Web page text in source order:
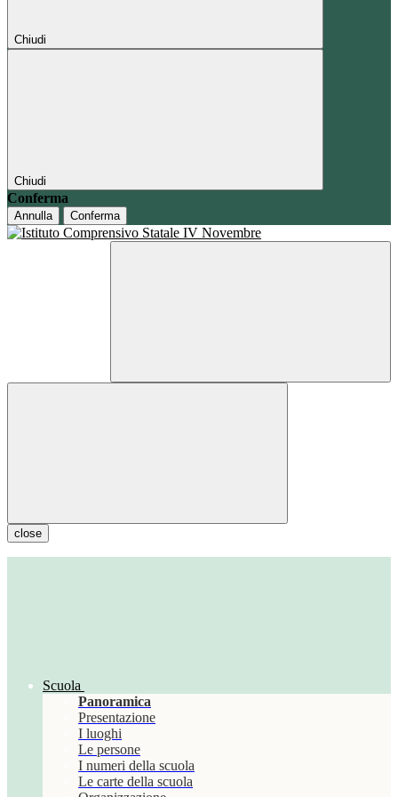
Chiudi
Chiudi
Conferma
Annulla Conferma
close
Scuola
Panoramica
Presentazione
I luoghi
Le persone
I numeri della scuola
Le carte della scuola